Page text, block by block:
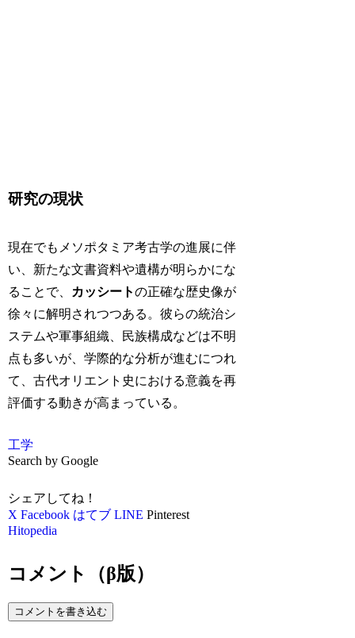
研究の現状
現在でもメソポタミア考古学の進展に伴
い、新たな文書資料や遺構が明らかにな
ることで、
カッシートの正確な歴史像が
徐々に解明されつつある。彼らの統治シ
ステムや軍事組織、民族構成などは不明
点も多いが、学際的な分析が進むにつれ
て、古代オリエント史における意義を再
評価する動きが高まっている。
工学
Search by Google
シェアしてね！
X Facebook はてブ LINE Pinterest
Hitopedia
コメント（β版）
コメントを書き込む